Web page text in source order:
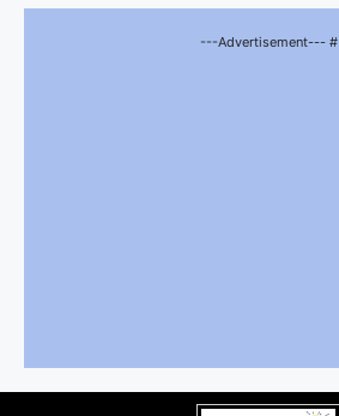
---Advertisement--- #